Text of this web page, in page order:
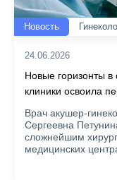
Новость
24.06.2026
Новые горизонты в
клиники освоила
Врач акушер-
Сергеевна
сложнейшим
медицинских